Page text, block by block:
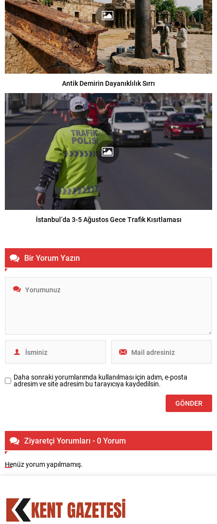
Antik Demirin Dayanıklılık Sırrı
İstanbul’da 3-5 Ağustos Gece Trafik Kısıtlaması
Bir Yorum Yazın
Daha sonraki yorumlarımda kullanılması için adım, e-posta
adresim ve site adresim bu tarayıcıya kaydedilsin.
Ziyaretçi Yorumları - 0 Yorum
Henüz yorum yapılmamış.